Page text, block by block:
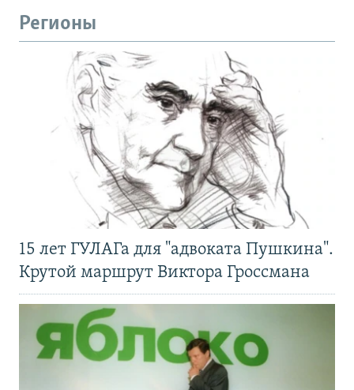
Регионы
15 лет ГУЛАГа для "адвоката Пушкина".
Крутой маршрут Виктора Гроссмана